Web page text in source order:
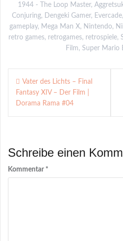
1944 - The Loop Master,
Conjuring, Dengeki Gamer, Evercade,
gameplay, Mega Man X, Nintendo,
retro games, retrogames, retrospiele,
Film, Super Mario
Vater des Lichts – Final
Fantasy XIV – Der Film |
Dorama Rama #04
Schreibe einen
Kommentar *